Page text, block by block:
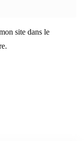
site dans le